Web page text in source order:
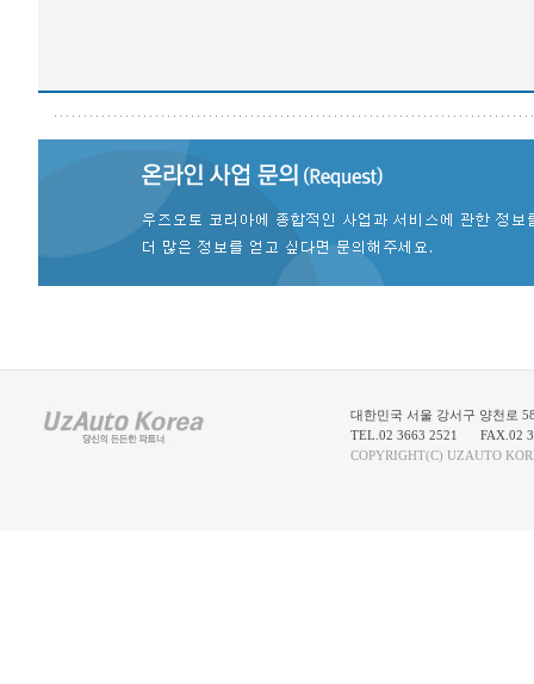
대한민국 서울 강서구 양천로
TEL.02 3663 2521
FAX.02
COPYRIGHT(C) UZAUTO